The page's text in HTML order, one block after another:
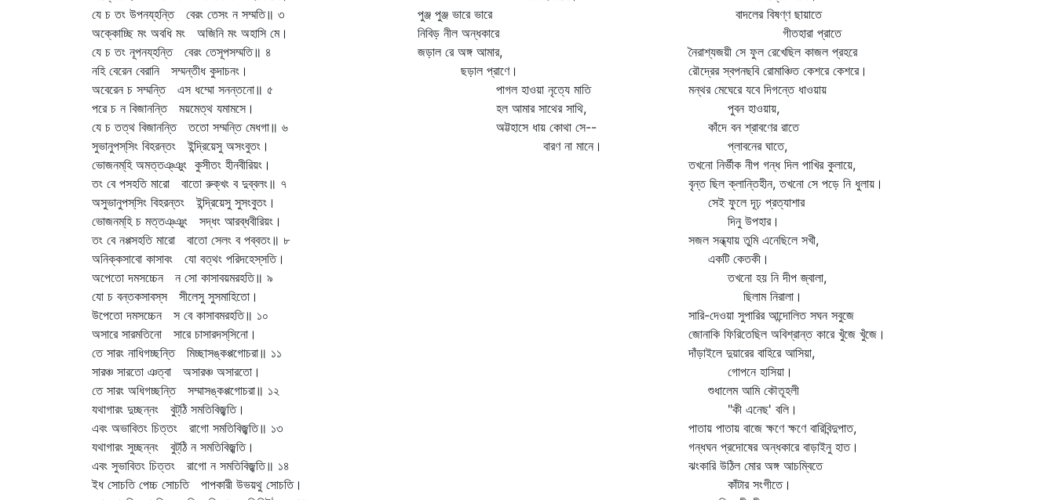
যে চ তং উপনয্‌হন্তি বেরং তেসং ন সম্মতি॥ ৩
অক্কোচ্ছি মং অবধি মং অজিনি মং অহাসি মে।
যে চ তং নূপনয্‌হন্তি বেরং তেসূপসম্মতি॥ ৪
নহি বেরেন বেরানি সম্মন্তীধ কুদাচনং।
অবেরেন চ সম্মন্তি এস ধম্মো সনন্তনো॥ ৫
পরে চ ন বিজানন্তি ময়মেত্থ যমামসে।
যে চ তত্থ বিজানন্তি ততো সম্মন্তি মেধগা॥ ৬
সুভানুপস্‌সিং বিহরন্তং ইন্দ্রিয়েসু অসংবুতং।
ভোজনম্‌হি অমত্তঞ্‌ঞুং কুসীতং হীনবীরিয়ং।
তং বে পসহতি মারো বাতো রুক্‌খং ব দুব্বলং॥ ৭
অসুভানুপস্‌সিং বিহরন্তং ইন্দ্রিয়েসু সুসংবুতং।
ভোজনম্‌হি চ মত্তঞ্‌ঞুং সদ্ধং আরব্ধবীরিয়ং।
তং বে নপ্পসহতি মারো বাতো সেলং ব পব্বতং॥ ৮
অনিক্কসাবো কাসাবং যো বত্থং পরিদহেস্‌সতি।
অপেতো দমসচ্চেন ন সো কাসাবয়মরহতি॥ ৯
যো চ বন্তকসাবস্‌স সীলেসু সুসমাহিতো।
উপেতো দমসচ্চেন স বে কাসাবমরহতি॥ ১০
অসারে সারমতিনো সারে চাসারদস্‌সিনো।
তে সারং নাধিগচ্ছন্তি মিচ্ছাসঙ্কপ্পগোচরা॥ ১১
সারঞ্চ সারতো ঞত্বা অসারঞ্চ অসারতো।
তে সারং অধিগচ্ছন্তি সম্মাসঙ্কপ্পগোচরা॥ ১২
যথাগারং দুচ্ছন্নং বুট্‌ঠি সমতিবিজ্ঝতি।
এবং অভাবিতং চিত্তং রাগো সমতিবিজ্ঝতি॥ ১৩
যথাগারং সুচ্ছন্নং বুট্‌ঠি ন সমতিবিজ্ঝতি।
এবং সুভাবিতং চিত্তং রাগো ন সমতিবিজ্ঝতি॥ ১৪
ইধ সোচতি পেচ্চ সোচতি পাপকারী উভয়থু সোচতি।
পুঞ্জ পুঞ্জ ভারে ভারে
নিবিড় নীল অন্ধকারে
জড়াল রে অঙ্গ আমার,
ছড়াল প্রাণে।
পাগল হাওয়া নৃত্যে মাতি
হল আমার সাথের সাথি,
অট্টহাসে ধায় কোথা সে--
বারণ না মানে।
বাদলের বিষণ্ণ ছায়াতে
গীতহারা প্রাতে
নৈরাশ্যজয়ী সে ফুল রেখেছিল কাজল প্রহরে
রৌদ্রের স্বপনছবি রোমাঞ্চিত কেশরে কেশরে।
মন্থর মেঘেরে যবে দিগন্তে ধাওয়ায়
পুবন হাওয়ায়,
কাঁদে বন শ্রাবণের রাতে
প্লাবনের ঘাতে,
তখনো নির্ভীক নীপ গন্ধ দিল পাখির কুলায়ে,
বৃন্ত ছিল ক্লান্তিহীন, তখনো সে পড়ে নি ধুলায়।
সেই ফুলে দূঢ় প্রত্যাশার
দিনু উপহার।
সজল সন্ধ্যায় তুমি এনেছিলে সখী,
একটি কেতকী।
তখনো হয় নি দীপ জ্বালা,
ছিলাম নিরালা।
সারি-দেওয়া সুপারির আন্দোলিত সঘন সবুজে
জোনাকি ফিরিতেছিল অবিশ্রান্ত কারে খুঁজে খুঁজে।
দাঁড়াইলে দুয়ারের বাহিরে আসিয়া,
গোপনে হাসিয়া।
শুধালেম আমি কৌতূহলী
"কী এনেছ' বলি।
পাতায় পাতায় বাজে ক্ষণে ক্ষণে বারিবিন্দুপাত,
গন্ধঘন প্রদোষের অন্ধকারে বাড়াইনু হাত।
ঝংকারি উঠিল মোর অঙ্গ আচম্বিতে
কাঁটার সংগীতে।